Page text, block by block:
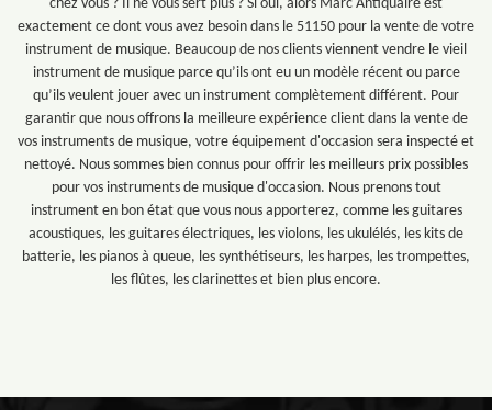
chez vous ? Il ne vous sert plus ? Si oui, alors Marc Antiquaire est
exactement ce dont vous avez besoin dans le 51150 pour la vente de votre
instrument de musique. Beaucoup de nos clients viennent vendre le vieil
instrument de musique parce qu’ils ont eu un modèle récent ou parce
qu’ils veulent jouer avec un instrument complètement différent. Pour
garantir que nous offrons la meilleure expérience client dans la vente de
vos instruments de musique, votre équipement d'occasion sera inspecté et
nettoyé. Nous sommes bien connus pour offrir les meilleurs prix possibles
pour vos instruments de musique d'occasion. Nous prenons tout
instrument en bon état que vous nous apporterez, comme les guitares
acoustiques, les guitares électriques, les violons, les ukulélés, les kits de
batterie, les pianos à queue, les synthétiseurs, les harpes, les trompettes,
les flûtes, les clarinettes et bien plus encore.